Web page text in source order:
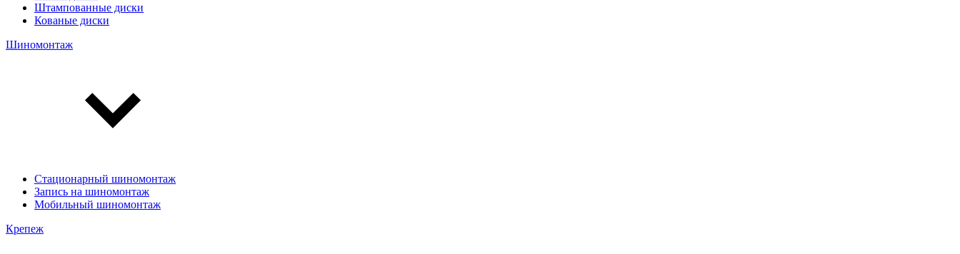
Штампованные диски
Кованые диски
Шиномонтаж
Стационарный шиномонтаж
Запись на шиномонтаж
Мобильный шиномонтаж
Крепеж